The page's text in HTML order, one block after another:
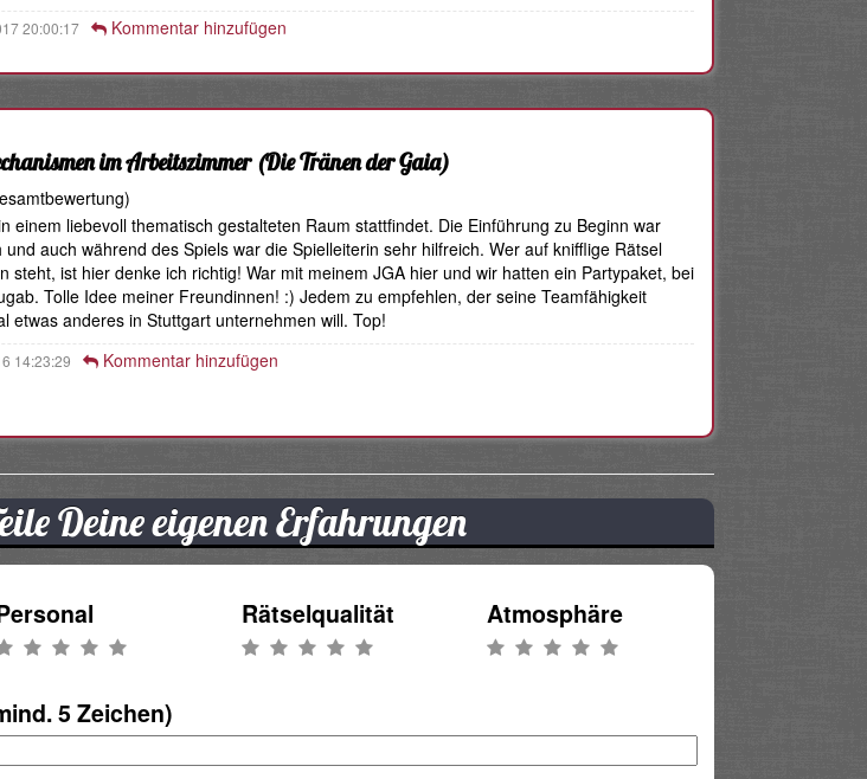
20:00:17 Kommentar hinzufügen
im Arbeitszimmer(Die Tränen der Gaia)
einem liebevoll thematisch gestalteten Raum stattfindet. Die Einführung zu Beginn war
auch während des Spiels war die Spielleiterin sehr hilfreich. Wer auf knifflige Rätsel
steht, ist hier denke ich richtig! War mit meinem JGA hier und wir hatten ein Partypaket, bei
Tolle Idee meiner Freundinnen! :) Jedem zu empfehlen, der seine Teamfähigkeit
etwas anderes in Stuttgart unternehmen will. Top!
14:23:29 Kommentar hinzufügen
Deine eigenen Erfahrungen
Rätselqualität Atmosphäre
5 Zeichen)